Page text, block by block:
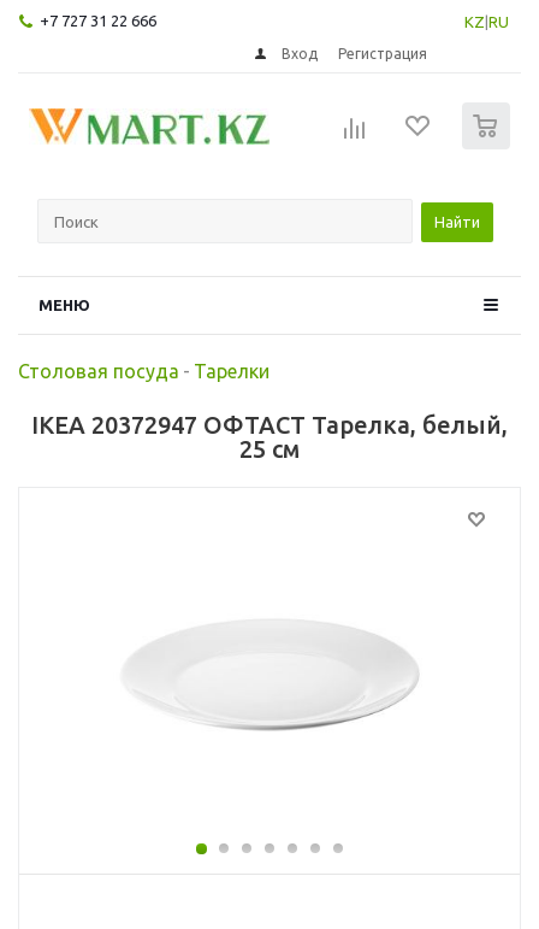
+7 727 31 22 666 KZ RU
Вход Регистрация
Найти
МЕНЮ
Столовая посуда - Тарелки
IKEA 20372947 ОФТАСТ Тарелка, белый,
25 см